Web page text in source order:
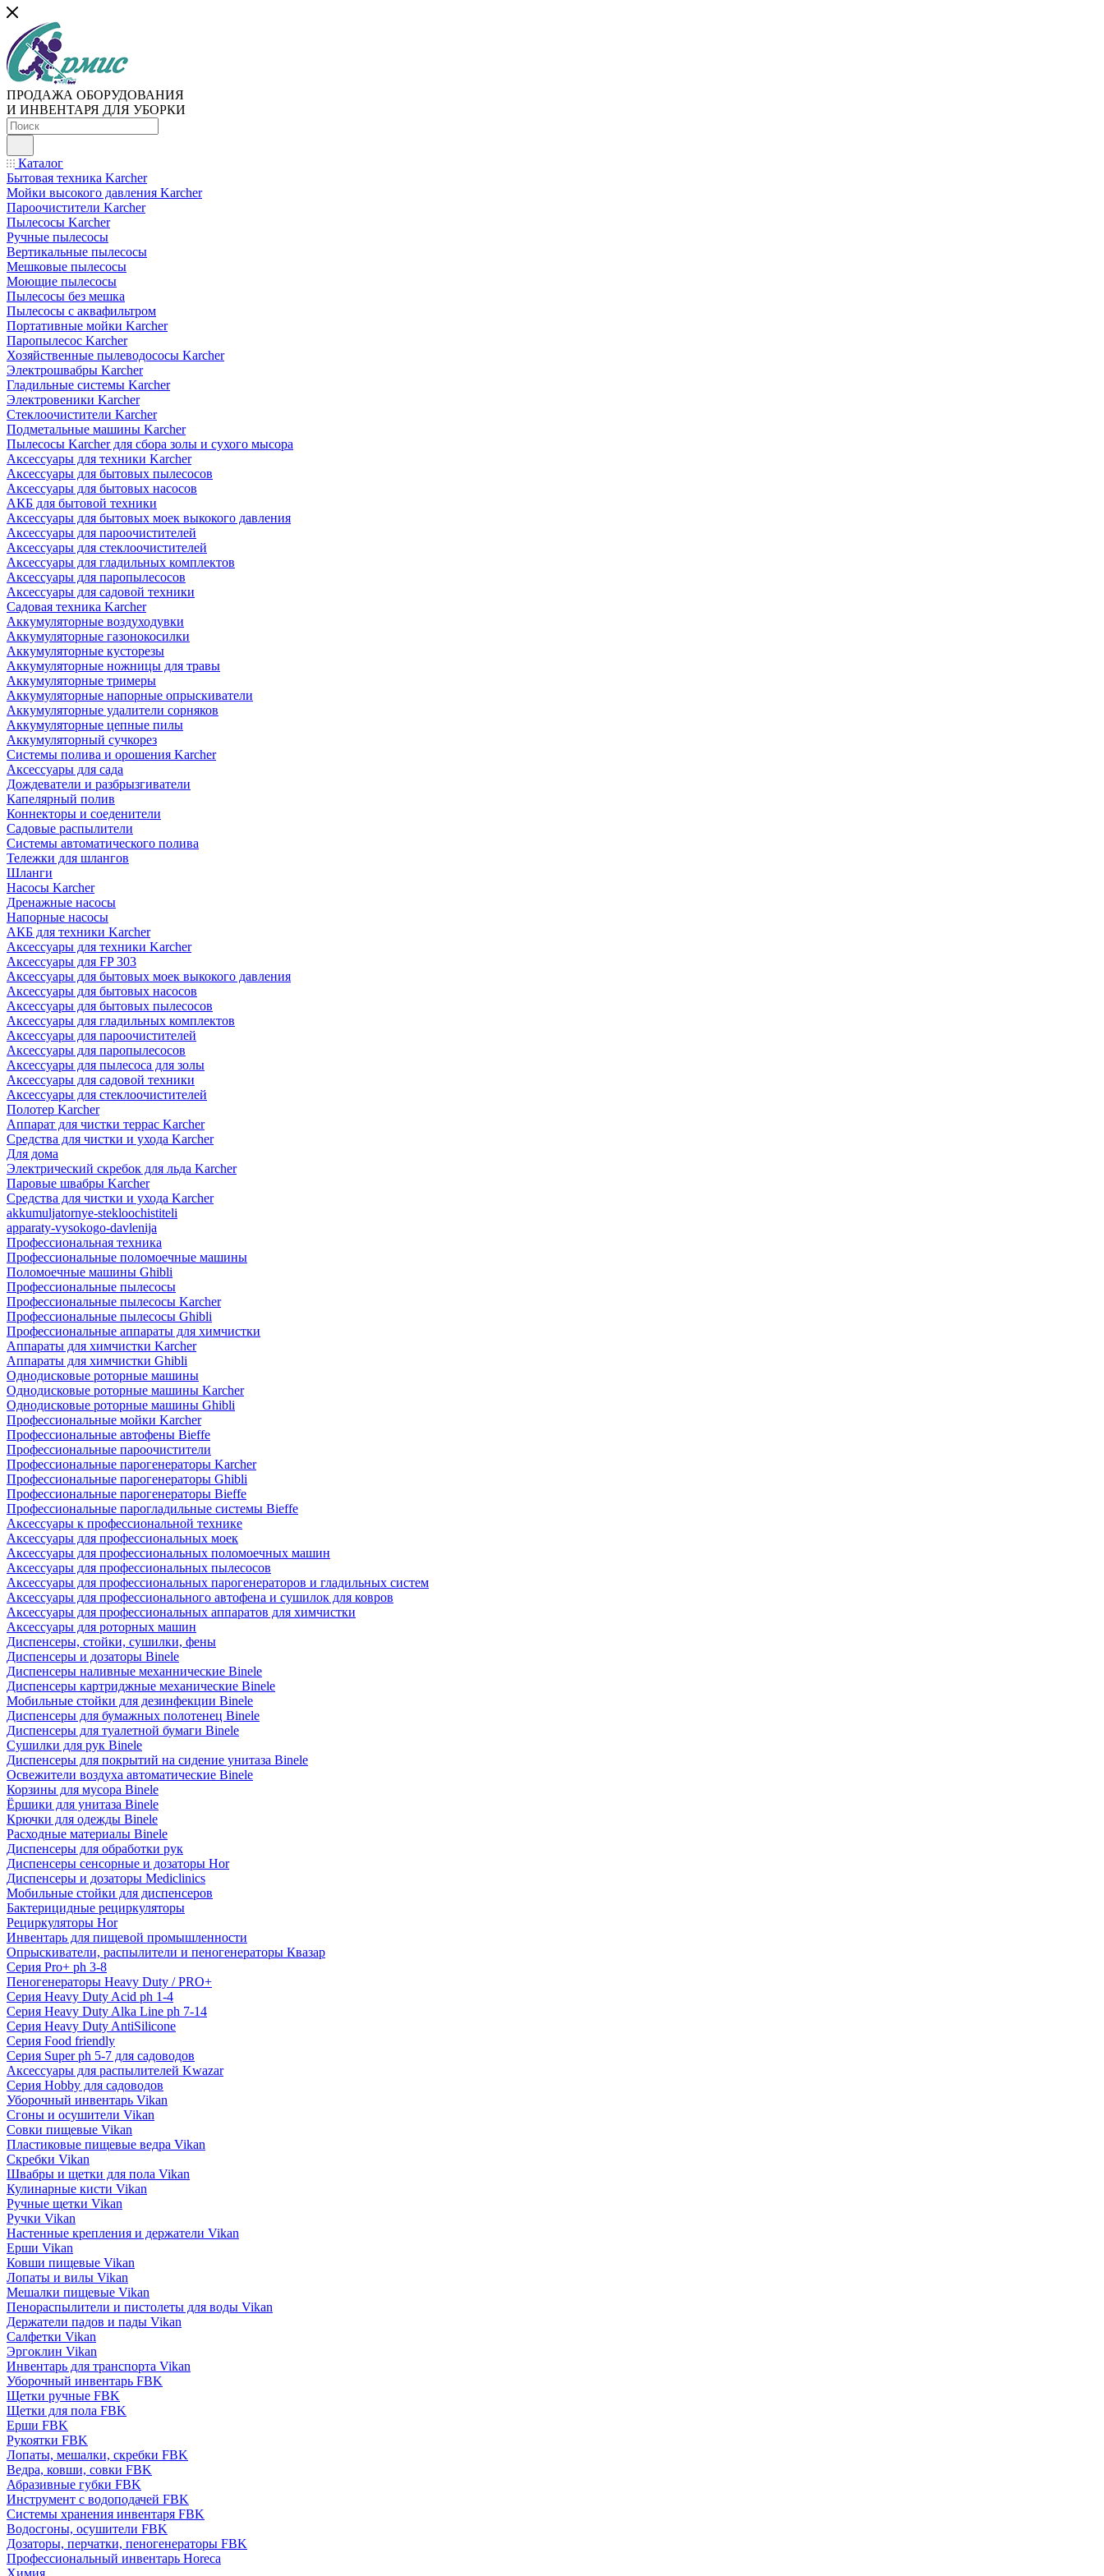
ПРОДАЖА ОБОРУДОВАНИЯ
И ИНВЕНТАРЯ ДЛЯ УБОРКИ
Каталог
Бытовая техника Karcher
Мойки высокого давления Karcher
Пароочистители Karcher
Пылесосы Karcher
Ручные пылесосы
Вертикальные пылесосы
Мешковые пылесосы
Моющие пылесосы
Пылесосы без мешка
Пылесосы с аквафильтром
Портативные мойки Karcher
Паропылесос Karcher
Хозяйственные пылеводососы Karcher
Электрошвабры Karcher
Гладильные системы Karcher
Электровеники Karcher
Стеклоочистители Karcher
Подметальные машины Karcher
Пылесосы Karcher для сбора золы и сухого мысора
Аксессуары для техники Karcher
Аксессуары для бытовых пылесосов
Аксессуары для бытовых насосов
АКБ для бытовой техники
Аксессуары для бытовых моек выкокого давления
Аксессуары для пароочистителей
Аксессуары для стеклоочистителей
Аксессуары для гладильных комплектов
Аксессуары для паропылесосов
Аксессуары для садовой техники
Садовая техника Karcher
Аккумуляторные воздуходувки
Аккумуляторные газонокосилки
Аккумуляторные кусторезы
Аккумуляторные ножницы для травы
Аккумуляторные тримеры
Аккумуляторные напорные опрыскиватели
Аккумуляторные удалители сорняков
Аккумуляторные цепные пилы
Аккумуляторный сучкорез
Системы полива и орошения Karcher
Аксессуары для сада
Дождеватели и разбрызгиватели
Капелярный полив
Коннекторы и соеденители
Садовые распылители
Системы автоматического полива
Тележки для шлангов
Шланги
Насосы Karcher
Дренажные насосы
Напорные насосы
АКБ для техники Karcher
Аксессуары для техники Karcher
Аксессуары для FP 303
Аксессуары для бытовых моек выкокого давления
Аксессуары для бытовых насосов
Аксессуары для бытовых пылесосов
Аксессуары для гладильных комплектов
Аксессуары для пароочистителей
Аксессуары для паропылесосов
Аксессуары для пылесоса для золы
Аксессуары для садовой техники
Аксессуары для стеклоочистителей
Полотер Karcher
Аппарат для чистки террас Karcher
Средства для чистки и ухода Karcher
Для дома
Электрический скребок для льда Karcher
Паровые швабры Karcher
Средства для чистки и ухода Karcher
akkumuljatornye-stekloochistiteli
apparaty-vysokogo-davlenija
Профессиональная техника
Профессиональные поломоечные машины
Поломоечные машины Ghibli
Профессиональные пылесосы
Профессиональные пылесосы Karcher
Профессиональные пылесосы Ghibli
Профессиональные аппараты для химчистки
Аппараты для химчистки Karcher
Аппараты для химчистки Ghibli
Однодисковые роторные машины
Однодисковые роторные машины Karcher
Однодисковые роторные машины Ghibli
Профессиональные мойки Karcher
Профессиональные автофены Bieffe
Профессиональные пароочистители
Профессиональные парогенераторы Karcher
Профессиональные парогенераторы Ghibli
Профессиональные парогенераторы Bieffe
Профессиональные парогладильные системы Bieffe
Аксессуары к профессиональной технике
Аксессуары для профессиональных моек
Аксессуары для профессиональных поломоечных машин
Аксессуары для профессиональных пылесосов
Аксессуары для профессиональных парогенераторов и гладильных систем
Аксессуары для профессионального автофена и сушилок для ковров
Аксессуары для профессиональных аппаратов для химчистки
Аксессуары для роторных машин
Диспенсеры, стойки, сушилки, фены
Диспенсеры и дозаторы Binele
Диспенсеры наливные механнические Binele
Диспенсеры картриджные механические Binele
Мобильные стойки для дезинфекции Binele
Диспенсеры для бумажных полотенец Binele
Диспенсеры для туалетной бумаги Binele
Сушилки для рук Binele
Диспенсеры для покрытий на сидение унитаза Binele
Освежители воздуха автоматические Binele
Корзины для мусора Binele
Ёршики для унитаза Binele
Крючки для одежды Binele
Расходные материалы Binele
Диспенсеры для обработки рук
Диспенсеры сенсорные и дозаторы Hor
Диспенсеры и дозаторы Mediclinics
Мобильные стойки для диспенсеров
Бактерицидные рециркуляторы
Рециркуляторы Hor
Инвентарь для пищевой промышленности
Опрыскиватели, распылители и пеногенераторы Квазар
Серия Pro+ ph 3-8
Пеногенераторы Heavy Duty / PRO+
Серия Heavy Duty Acid ph 1-4
Серия Heavy Duty Alka Line ph 7-14
Серия Heavy Duty AntiSilicone
Серия Food friendly
Серия Super ph 5-7 для садоводов
Аксессуары для распылителей Kwazar
Серия Hobby для садоводов
Уборочный инвентарь Vikan
Сгоны и осушители Vikan
Совки пищевые Vikan
Пластиковые пищевые ведра Vikan
Скребки Vikan
Швабры и щетки для пола Vikan
Кулинарные кисти Vikan
Ручные щетки Vikan
Ручки Vikan
Настенные крепления и держатели Vikan
Ерши Vikan
Ковши пищевые Vikan
Лопаты и вилы Vikan
Мешалки пищевые Vikan
Пенораспылители и пистолеты для воды Vikan
Держатели падов и пады Vikan
Салфетки Vikan
Эргоклин Vikan
Инвентарь для транспорта Vikan
Уборочный инвентарь FBK
Щетки ручные FBK
Щетки для пола FBK
Ерши FBK
Рукоятки FBK
Лопаты, мешалки, скребки FBK
Ведра, ковши, совки FBK
Абразивные губки FBK
Инструмент с водоподачей FBK
Системы хранения инвентаря FBK
Водосгоны, осушители FBK
Дозаторы, перчатки, пеногенераторы FBK
Профессиональный инвентарь Horeca
Химия